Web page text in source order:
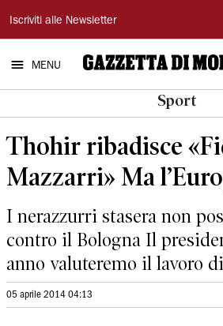
Gazzetta
di
Modena
Iscriviti alle Newsletter
MENU
Sport
Thohir ribadisce
Mazzarri» Ma
I nerazzurri stasera non
contro il Bologna Il
anno valuteremo il lavoro
05 aprile 2014 04:13